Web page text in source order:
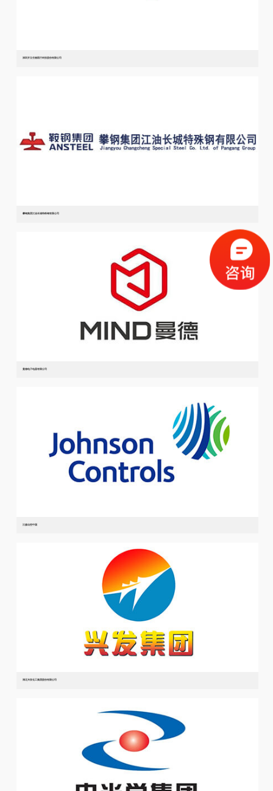
深圳开立生物医疗科技股份有限公司
攀钢集团江油长城特殊钢有限公司
曼德电子电器有限公司
江森自控中国
湖北兴发化工集团股份有限公司